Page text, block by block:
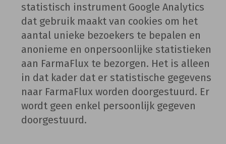
statistisch instrument Google Analytics
dat gebruik maakt van cookies om het
aantal unieke bezoekers te bepalen en
anonieme en onpersoonlijke statistieken
aan FarmaFlux te bezorgen. Het is alleen
in dat kader dat er statistische gegevens
naar FarmaFlux worden doorgestuurd. Er
wordt geen enkel persoonlijk gegeven
doorgestuurd.